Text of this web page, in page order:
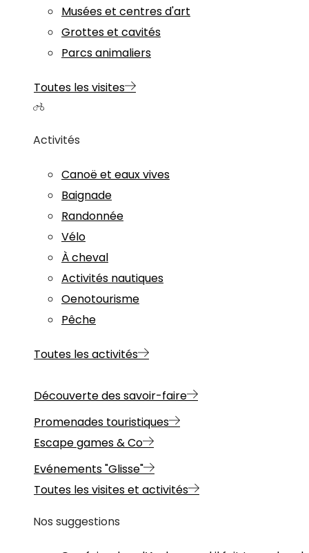
Musées et centres d'art
Grottes et cavités
Parcs animaliers
Toutes les visites
Activités
Canoë et eaux vives
Baignade
Randonnée
Vélo
À cheval
Activités nautiques
Oenotourisme
Pêche
Toutes les activités
Découverte des savoir-faire
Promenades touristiques
Escape games & Co
Evénements "Glisse"
Toutes les visites et activités
Nos suggestions